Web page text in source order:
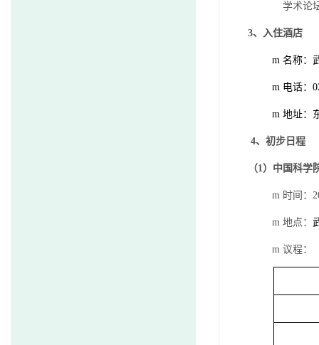
学术论
3、入住酒店
m 名称：
m 电话：
m 地址：
4、初步日程
（1）中国科学
m 时间：
m 地点：
m 议程：